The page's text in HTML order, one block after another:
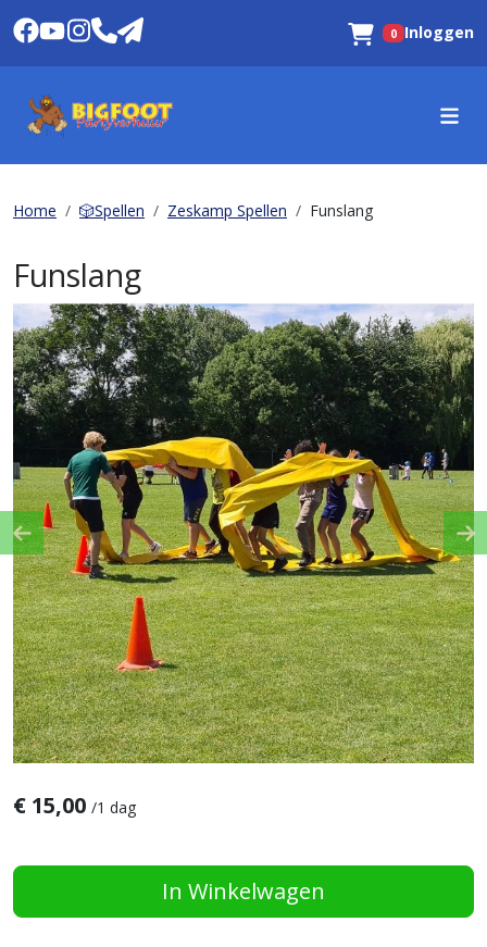
Winkelwagen
0 Inloggen
Home 🎲Spellen Zeskamp Spellen Funslang
Funslang
€ 15,00 /1 dag
In Winkelwagen
Previous